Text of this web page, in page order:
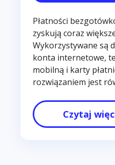
Płatności
zyskują coraz
Wykorzystywane są
konta internetowe,
mobilną i karty
rozwiązaniem jest
Czytaj